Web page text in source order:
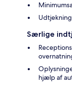
Udtjekning
Særlige
hjælp af